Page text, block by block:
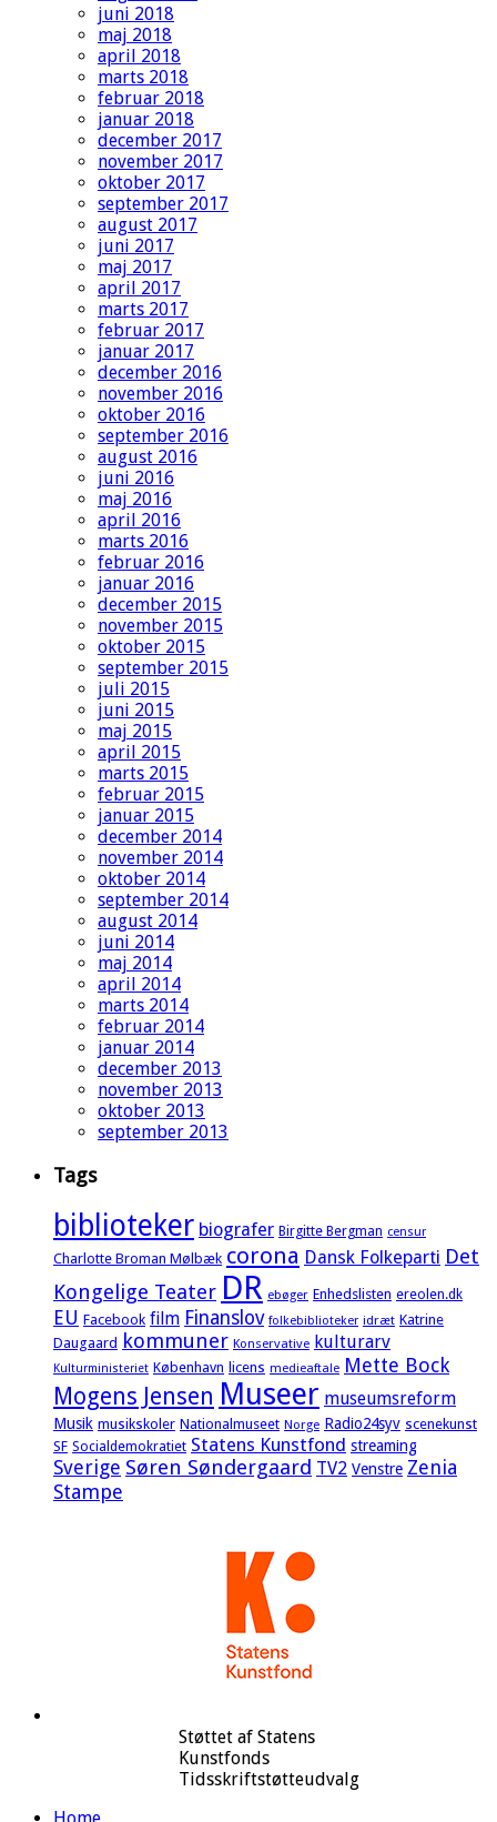
juni 2018
maj 2018
april 2018
marts 2018
februar 2018
januar 2018
december 2017
november 2017
oktober 2017
september 2017
august 2017
juni 2017
maj 2017
april 2017
marts 2017
februar 2017
januar 2017
december 2016
november 2016
oktober 2016
september 2016
august 2016
juni 2016
maj 2016
april 2016
marts 2016
februar 2016
januar 2016
december 2015
november 2015
oktober 2015
september 2015
juli 2015
juni 2015
maj 2015
april 2015
marts 2015
februar 2015
januar 2015
december 2014
november 2014
oktober 2014
september 2014
august 2014
juni 2014
maj 2014
april 2014
marts 2014
februar 2014
januar 2014
december 2013
november 2013
oktober 2013
september 2013
Tags
biblioteker biografer Birgitte Bergman censur
Charlotte Broman Mølbæk corona Dansk Folkeparti Det
Kongelige Teater DR ebøger Enhedslisten ereolen.dk
EU Facebook film Finanslov folkebiblioteker idræt Katrine
Daugaard kommuner Konservative kulturarv
Kulturministeriet København licens medieaftale Mette Bock
Mogens Jensen Museer museumsreform
Musik musikskoler Nationalmuseet Norge Radio24syv scenekunst
SF Socialdemokratiet Statens Kunstfond streaming
Sverige Søren Søndergaard TV2 Venstre Zenia
Stampe
Støttet af Statens
Kunstfonds
Tidsskriftstøtteudvalg
Home